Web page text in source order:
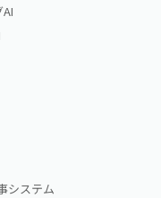
システム